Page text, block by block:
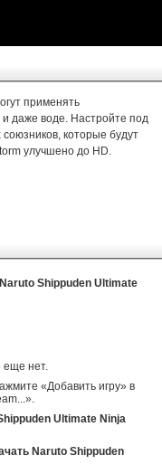
применять
и даже воде. Настройте под
которые будут
улучшено до HD.
Shippuden Ultimate
еще нет.
«Добавить игру» в
Ultimate Ninja
Naruto Shippuden